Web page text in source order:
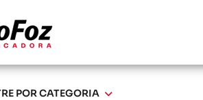
POR CATEGORIA